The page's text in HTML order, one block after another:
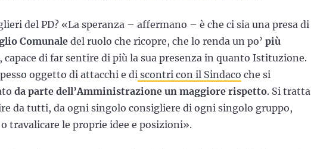
del PD? «La speranza – affermano – è che ci sia una presa di
Comunale del ruolo che ricopre, che lo renda un po’ più
, capace di far sentire di più la sua presenza in quanto Istituzione.
oggetto di attacchi e di scontri con il Sindaco che si
da parte dell’Amministrazione un maggiore rispetto. Si tratta
da tutti, da ogni singolo consigliere di ogni singolo gruppo,
travalicare le proprie idee e posizioni».